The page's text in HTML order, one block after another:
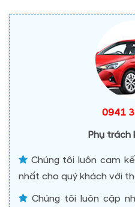
0941
Phụ trách
Chúng tôi luôn cam
nhất cho quý khách với
Chúng tôi luôn cập